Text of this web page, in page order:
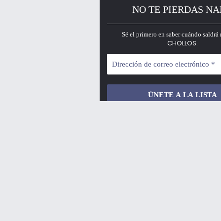
NO TE PIERDAS
Sé el primero en saber cuándo saldrá
CHOLLOS.